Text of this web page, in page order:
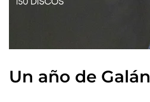
Un año de Galán